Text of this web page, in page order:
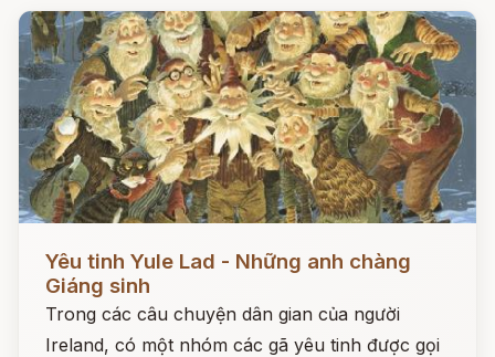
Yêu tinh Yule Lad - Những anh chàng
Giáng sinh
Trong các câu chuyện dân gian của người
Ireland, có một nhóm các gã yêu tinh được gọi